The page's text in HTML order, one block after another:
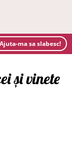
Ajuta-ma sa slabesc!
și vinete